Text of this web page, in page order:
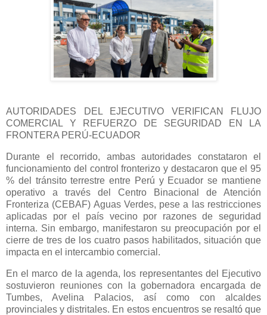
AUTORIDADES DEL EJECUTIVO VERIFICAN FLUJO
COMERCIAL Y REFUERZO DE SEGURIDAD EN LA
FRONTERA PERÚ-ECUADOR
Durante el recorrido, ambas autoridades constataron el
funcionamiento del control fronterizo y destacaron que el 95
% del tránsito terrestre entre Perú y Ecuador se mantiene
operativo a través del Centro Binacional de Atención
Fronteriza (CEBAF) Aguas Verdes, pese a las restricciones
aplicadas por el país vecino por razones de seguridad
interna. Sin embargo, manifestaron su preocupación por el
cierre de tres de los cuatro pasos habilitados, situación que
impacta en el intercambio comercial.
En el marco de la agenda, los representantes del Ejecutivo
sostuvieron reuniones con la gobernadora encargada de
Tumbes, Avelina Palacios, así como con alcaldes
provinciales y distritales. En estos encuentros se resaltó que